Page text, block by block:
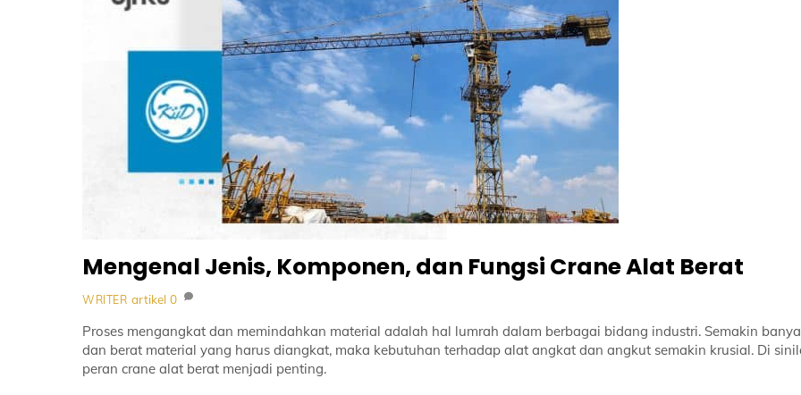
Mengenal Jenis, Komponen, dan Fungsi Crane Alat Berat
WRITER artikel 0
Proses mengangkat dan memindahkan material adalah hal lumrah dalam berbagai bidang industri. Semakin
dan berat material yang harus diangkat, maka kebutuhan terhadap alat angkat dan angkut semakin krusial. Di
peran crane alat berat menjadi penting.